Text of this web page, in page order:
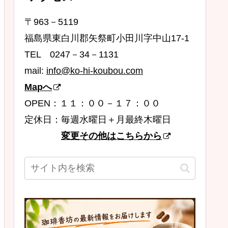
〒963－5119
福島県東白川郡矢祭町小田川字中山17-1
TEL 0247－34－1131
mail: info@ko-hi-koubou.com
Mapへ
OPEN：１１：００－１７：００
定休日：毎週水曜日＋月最終木曜日
変更その他はこちらから